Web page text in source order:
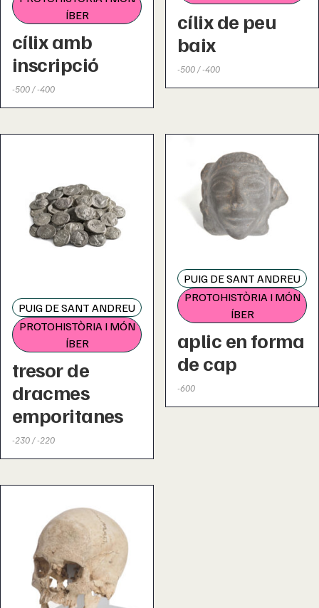
ÍBER
cílix amb
inscripció
-500 / -400
cílix de peu
baix
-500 / -400
PUIG DE SANT ANDREU
PROTOHISTÒRIA I MÓN
ÍBER
tresor de
dracmes
emporitanes
-230 / -220
PUIG DE SANT ANDREU
PROTOHISTÒRIA I MÓN
ÍBER
aplic en forma
de cap
-600